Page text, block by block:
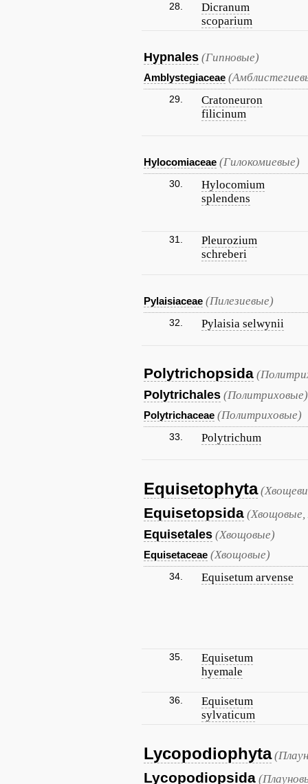
28.
Dicranum
scoparium
Hypnales (Гипновые)
Amblystegiaceae
29.
Cratoneuron
filicinum
Hylocomiaceae (Гилокомиевые)
30.
Hylocomium
splendens
31.
Pleurozium
schreberi
Pylaisiaceae (Пилезиевые)
32. Pylaisia selwynii
Polytrichopsida
Polytrichales (Политриховые)
Polytrichaceae (Политриховые)
33. Polytrichum
Equisetophyta
Equisetopsida
Equisetales (Хвощовые)
Equisetaceae (Хвощовые)
34. Equisetum arvense
35.
Equisetum
hyemale
36.
Equisetum
sylvaticum
Lycopodiophyta
Lycopodiopsida